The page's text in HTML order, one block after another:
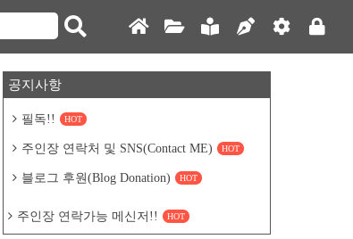
공지사항
필독!! HOT
주인장 연락처 및 SNS(Contact ME) HOT
블로그 후원(Blog Donation) HOT
주인장 연락가능 메신저!! HOT